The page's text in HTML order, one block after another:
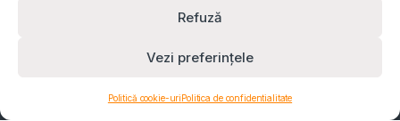
Refuză
Vezi preferințele
Politică cookie-uriPolitica de confidentialitate
0732 610 473